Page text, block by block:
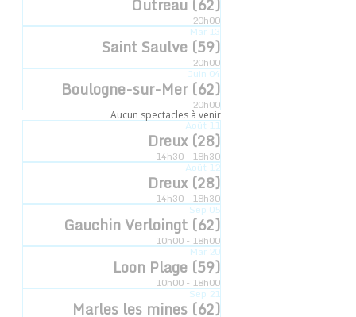
Outreau (62)
20h00
Mar13
Saint Saulve (59)
20h00
Juin04
Boulogne-sur-Mer (62)
20h00
Aucun spectacles à venir
Août11
Dreux (28)
14h30 - 18h30
Août12
Dreux (28)
14h30 - 18h30
Sep05
Gauchin Verloingt (62)
10h00 - 18h00
Mar20
Loon Plage (59)
10h00 - 18h00
Sep21
Marles les mines (62)
Catégorie d’Évènement:
Néant-sur-Yvel (56)
© 2022 - Compagnie Hyperbole à Trois Poils
Mentions légales
D.DELCOQUE
Technique:THINK FOR WEB